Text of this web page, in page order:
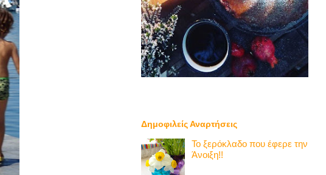
Δημοφιλείς Αναρτήσεις
Το ξερόκλαδο που έφερε την
Άνοιξη!!